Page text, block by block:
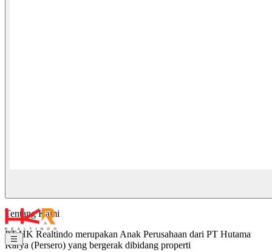
Tentang Kami
PT HK Realtindo merupakan Anak Perusahaan dari PT Hutama
Karya (Persero) yang bergerak dibidang properti